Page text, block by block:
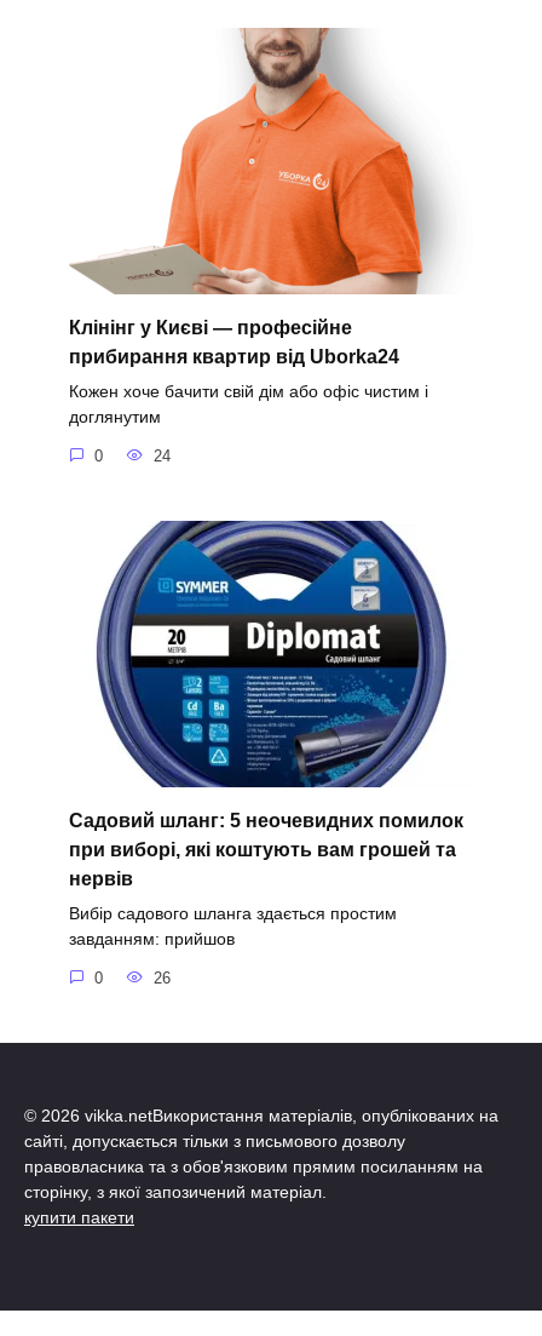
Клінінг у Києві — професійне
прибирання квартир від Uborka24
Кожен хоче бачити свій дім або офіс чистим і
доглянутим
0 24
Садовий шланг: 5 неочевидних помилок
при виборі, які коштують вам грошей та
нервів
Вибір садового шланга здається простим
завданням: прийшов
0 26
© 2026 vikka.netВикористання матеріалів, опублікованих на
сайті, допускається тільки з письмового дозволу
правовласника та з обов'язковим прямим посиланням на
сторінку, з якої запозичений матеріал.
купити пакети